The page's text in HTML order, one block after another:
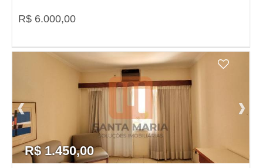
R$ 6.000,00
R$ 1.450,00